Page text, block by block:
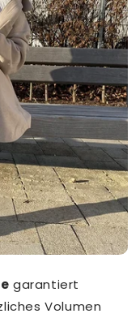
garantiert
Volumen